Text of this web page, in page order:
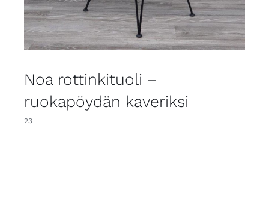
Noa rottinkituoli –
ruokapöydän kaveriksi
23